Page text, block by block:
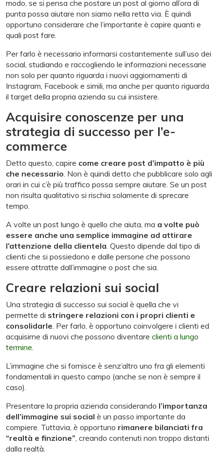
modo, se si pensa che postare un post al giorno all’ora di
punta possa aiutare non siamo nella retta via. È quindi
opportuno considerare che l’importante è capire quanti e
quali post fare.
Per farlo è necessario informarsi costantemente sull’uso dei
social, studiando e raccogliendo le informazioni necessarie
non solo per quanto riguarda i nuovi aggiornamenti di
Instagram, Facebook e simili, ma anche per quanto riguarda
il target della propria azienda su cui insistere.
Acquisire conoscenze per una
strategia di successo per l’e-
commerce
Detto questo, capire come creare post d’impatto è più
che necessario . Non è quindi detto che pubblicare solo agli
orari in cui c’è più traffico possa sempre aiutare. Se un post
non risulta qualitativo si rischia solamente di sprecare
tempo.
A volte un post lungo è quello che aiuta, ma a volte può
essere anche una semplice immagine ad attirare
l’attenzione della clientela . Questo dipende dal tipo di
clienti che si possiedono e dalle persone che possono
essere attratte dall’immagine o post che sia.
Creare relazioni sui social
Una strategia di successo sui social è quella che vi
permette di stringere relazioni con i propri clienti e
consolidarle . Per farlo, è opportuno coinvolgere i clienti ed
acquisirne di nuovi che possono diventare clienti a lungo
termine
L’immagine che si fornisce è senz’altro uno fra gli elementi
fondamentali in questo campo (anche se non è sempre il
caso).
Presentare la propria azienda considerando l’importanza
dell’immagine sui social è un passo importante da
compiere. Tuttavia, è opportuno rimanere bilanciati fra
“realtà e finzione” , creando contenuti non troppo distanti
dalla realtà.